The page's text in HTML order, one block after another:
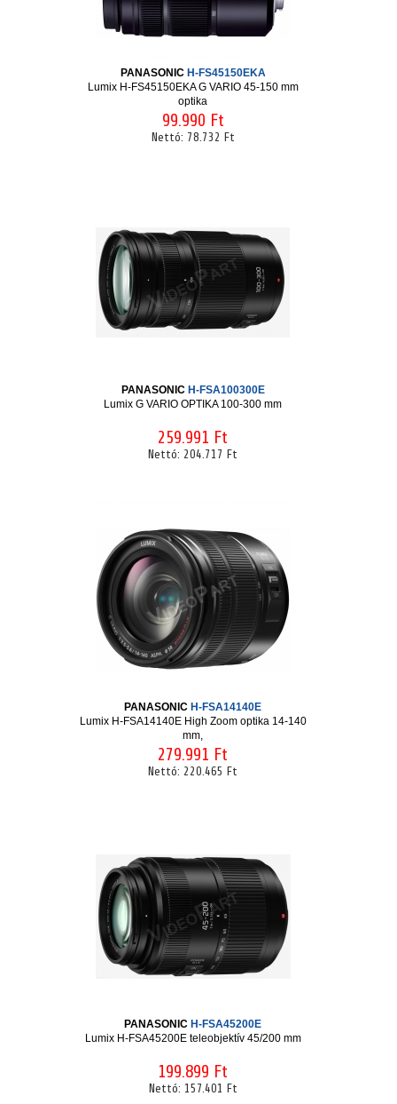
PANASONIC H-FS45150EKA
Lumix H-FS45150EKA G VARIO 45-150 mm
optika
99.990 Ft
Nettó: 78.732 Ft
PANASONIC H-FSA100300E
Lumix G VARIO OPTIKA 100-300 mm
259.991 Ft
Nettó: 204.717 Ft
PANASONIC H-FSA14140E
Lumix H-FSA14140E High Zoom optika 14-140
mm,
279.991 Ft
Nettó: 220.465 Ft
PANASONIC H-FSA45200E
Lumix H-FSA45200E teleobjektív 45/200 mm
199.899 Ft
Nettó: 157.401 Ft